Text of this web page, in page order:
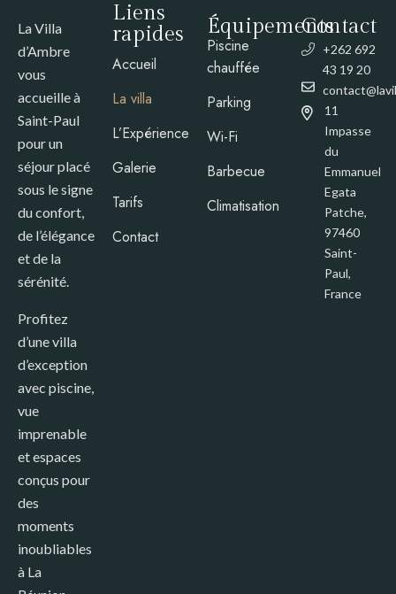
La Villa
d’Ambre
vous
accueille à
Saint-Paul
pour un
séjour placé
sous le signe
du confort,
de l’élégance
et de la
sérénité.
Profitez
d’une villa
d’exception
avec piscine,
vue
imprenable
et espaces
conçus pour
des
moments
inoubliables
à La
Liens
rapides
Accueil
La villa
L’Expérience
Galerie
Tarifs
Contact
Équipements
Piscine
chauffée
Parking
Wi-Fi
Barbecue
Climatisation
Contact
+262 692
43 19 20
11
Impasse
du
Emmanuel
Egata
Patche,
97460
Saint-
Paul,
France​